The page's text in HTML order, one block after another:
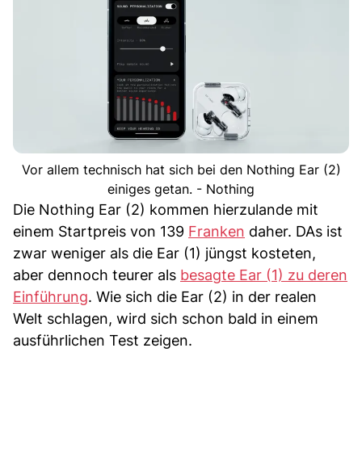
Vor allem technisch hat sich bei den Nothing Ear (2)
einiges getan. - Nothing
Die Nothing Ear (2) kommen hierzulande mit
einem Startpreis von 139 Franken daher. DAs ist
zwar weniger als die Ear (1) jüngst kosteten,
aber dennoch teurer als besagte Ear (1) zu deren
Einführung. Wie sich die Ear (2) in der realen
Welt schlagen, wird sich schon bald in einem
ausführlichen Test zeigen.